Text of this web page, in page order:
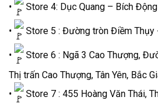
•
Store 4: Dục Quang – Bích
• Store 5 : Đường tròn Điềm Thụy
•
Store 6 : Ngã 3 Cao Thượng,
Thị trấn Cao Thượng, Tân Yên, Bắc
•
Store 7 : 455 Hoàng Văn Thái,